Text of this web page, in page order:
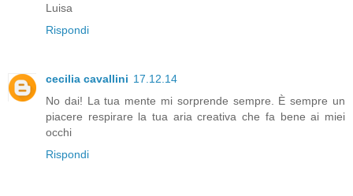
Luisa
Rispondi
cecilia cavallini 17.12.14
No dai! La tua mente mi sorprende sempre. È sempre un
piacere respirare la tua aria creativa che fa bene ai miei
occhi
Rispondi